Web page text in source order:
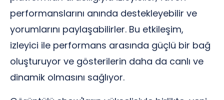
performanslarını anında destekleyebilir ve
yorumlarını paylaşabilirler. Bu etkileşim,
izleyici ile performans arasında güçlü bir bağ
oluşturuyor ve gösterilerin daha da canlı ve
dinamik olmasını sağlıyor.